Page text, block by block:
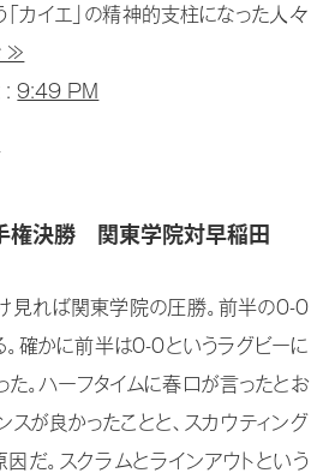
「カイエ」の精神的支柱になった人々
≫
:9:49 PM
権決勝 関東学院対早稲田
見れば関東学院の圧勝。前半の0-0
。確かに前半は0-0というラグビーに
。ハーフタイムに春口が言ったとお
スが良かったことと、スカウティング
だ。スクラムとラインアウトという